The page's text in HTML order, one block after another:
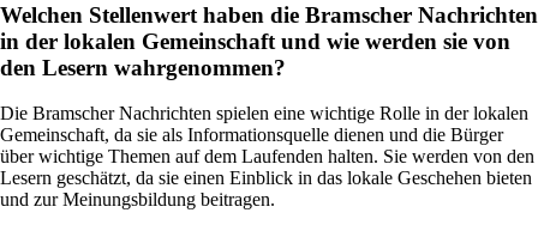
Welchen Stellenwert haben die Bramscher Nachrichten
in der lokalen Gemeinschaft und wie werden sie von
den Lesern wahrgenommen?
Die Bramscher Nachrichten spielen eine wichtige Rolle in der lokalen
Gemeinschaft, da sie als Informationsquelle dienen und die Bürger
über wichtige Themen auf dem Laufenden halten. Sie werden von den
Lesern geschätzt, da sie einen Einblick in das lokale Geschehen bieten
und zur Meinungsbildung beitragen.